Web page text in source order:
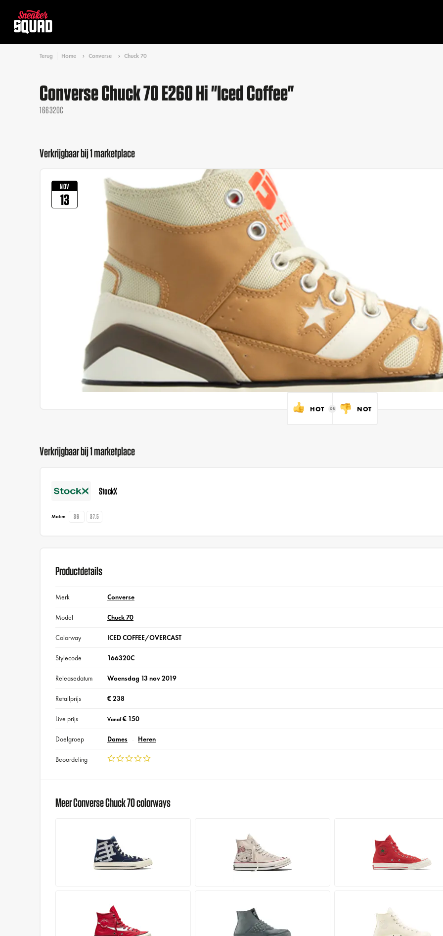
Terug Home Converse Chuck 70
Converse Chuck 70 E260 Hi "Iced Coffee"
166320C
Verkrijgbaar bij 1 marketplace
NOV
13
HOT NOT
Verkrijgbaar bij 1 marketplace
StockX
Maten 36 37.5
Productdetails
Merk Converse
Model Chuck 70
Colorway ICED COFFEE/OVERCAST
Stylecode 166320C
Releasedatum Woensdag 13 nov 2019
Retailprijs € 238
Live prijs Vanaf€ 150
Doelgroep Dames Heren
Beoordeling
Meer Converse Chuck 70 colorways